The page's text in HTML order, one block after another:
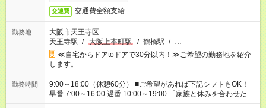
交通費 交通費全額支給
勤務地
大阪市天王寺区
天王寺駅 / 大阪上本町駅 / 鶴橋駅 / …
≪自宅からドアtoドアで30分以内！≫ご希望の勤務地を紹介
します。
勤務時間
9:00～18:00（休憩60分） ■ご希望があれば下記シフトもOK！
早番 7:00～16:00 遅番 10:00～19:00 「家族と休みを合わせた
い」 「余裕を持って夕飯の準備がしたい」 「できれば残業はし